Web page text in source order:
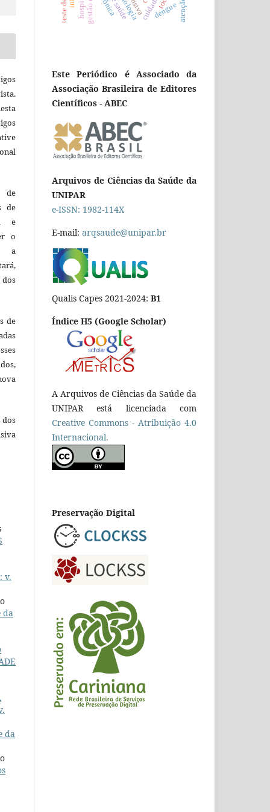
de
de
e
o
a
de
dos
v.
da
da
dengue
Este Periódico é Associado da
Associação Brasileira de Editores
Científicos - ABEC
Arquivos de Ciências da Saúde da
UNIPAR
e-ISSN: 1982-114X
E-mail: arqsaude@unipar.br
Qualis Capes 2021-2024: B1
Índice H5 (Google Scholar)
A Arquivos de Ciências da Saúde da
UNIPAR está licenciada com
Creative Commons - Atribuição 4.0
Internacional.
Preservação Digital